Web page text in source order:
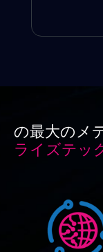
の最大のメ
ライズテッ